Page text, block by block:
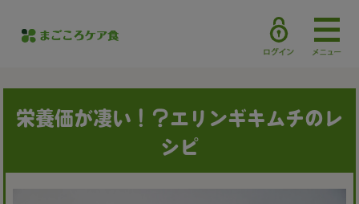
栄養価が凄い！？エリンギキムチのレ
シピ